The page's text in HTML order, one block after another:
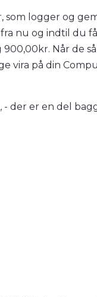
logger og
nu og indtil du
Når de
vira på din
der er en del